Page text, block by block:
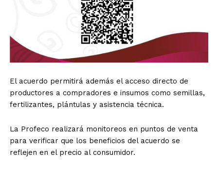
El acuerdo permitirá además el acceso directo de
productores a compradores e insumos como semillas,
fertilizantes, plántulas y asistencia técnica.
La Profeco realizará monitoreos en puntos de venta
para verificar que los beneficios del acuerdo se
reflejen en el precio al consumidor.